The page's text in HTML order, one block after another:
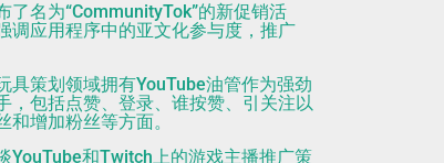
了名为“CommunityTok”的新促销活
调应用程序中的亚文化参与度，推广
具策划领域拥有YouTube油管作为强劲
，包括点赞、登录、谁按赞、引关注以
和增加粉丝等方面。
YouTube和Twitch上的游戏主播推广策